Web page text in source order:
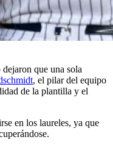
que una sola
, el pilar del equipo
de la plantilla y el
en los laureles, ya que